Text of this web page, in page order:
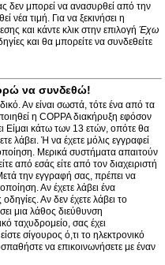
δεν μπορεί να ανασυρθεί από την
τιμή. Για να ξεκινήσει η
και κάντε κλικ στην επιλογή Έχω
και θα μπορείτε να συνδεθείτε
να συνδεθώ!
Αν είναι σωστά, τότε ένα από τα
η COPPA διακήρυξη εφόσον
Είμαι κάτω των 13 ετών, οπότε θα
λάβει. Ή να έχετε μόλις εγγραφεί
Μερικά συστήματα απαιτούν
από εσάς είτε από τον διαχειριστή
την εγγραφή σας, πρέπει να
Αν έχετε λάβει ένα
Αν δεν έχετε λάβει το
μια λάθος διεύθυνση
ταχυδρομείο, σας έχει
σίγουρος ό,τι το ηλεκτρονικό
να επικοινωνήσετε με έναν